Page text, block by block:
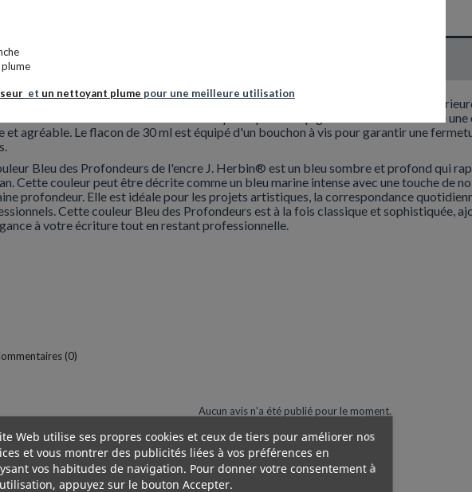
d'encre Bleu des Profondeurs de J. Herbin®est une encre de qualité
et les artistes. Cette encre est fabriquée à partir de pigments naturels et offre
et agréable. Le flacon de 30 ml est équipé d'un bouchon à vis pour garantir une
Bleu des Profondeurs de l'encre J. Herbin® est un bleu sombre et profond qui
Cette couleur peut être décrite comme un bleu marine intense avec une touche de
profondeur. Elle est idéale pour les projets artistiques, la correspondance
Cette couleur Bleu des Profondeurs est à la fois classique et sophistiquée,
à votre écriture tout en restant professionnelle.
(0)
Aucun avis n'a été publié pour le moment.
et un nettoyant plume pour une meilleure utilisation
Web utilise ses propres cookies et ceux de tiers pour améliorer nos
et vous montrer des publicités liées à vos préférences en
vos habitudes de navigation. Pour donner votre consentement à
appuyez sur le bouton Accepter.